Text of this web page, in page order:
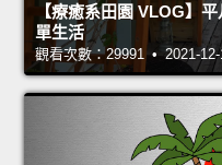
【療癒系田園 VLOG】
單生活
觀看次數：29991 • 2021-12-